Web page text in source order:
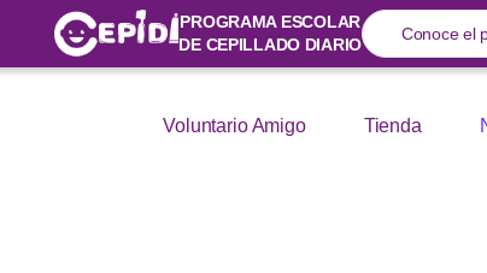
PROGRAMA ESCOLAR
DE CEPILLADO DIARIO
Conoce el
Voluntario Amigo Tienda